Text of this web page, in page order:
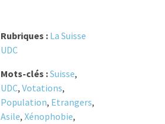
Rubriques : La Suisse
UDC
Mots-clés :Suisse,
UDC, Votations,
Population, Etrangers,
Asile, Xénophobie,